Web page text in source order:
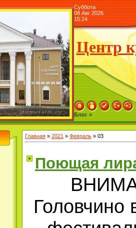
Суббота
08 Авг 2026
15:24
Центр
Блог »
Главная » 2021 » Февраль » 03
Поющая
Головчино